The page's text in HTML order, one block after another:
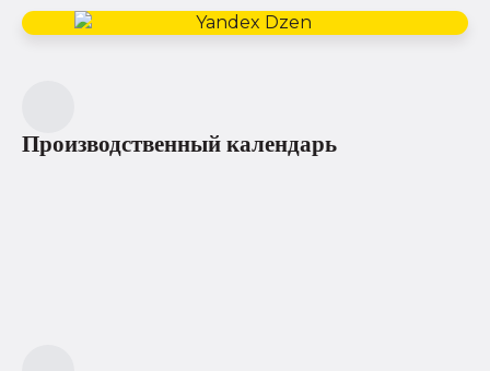
Производственный календарь